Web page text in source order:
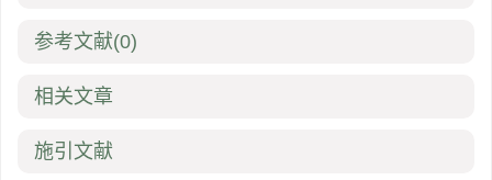
参考文献(0)
相关文章
施引文献